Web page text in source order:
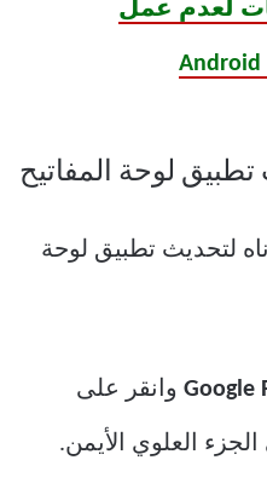
لعدم عمل
تطبيق لوحة المفاتيح
لتحديث تطبيق لوحة
وانقر على
العلوي الأيمن.